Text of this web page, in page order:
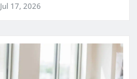
Jul 17, 2026